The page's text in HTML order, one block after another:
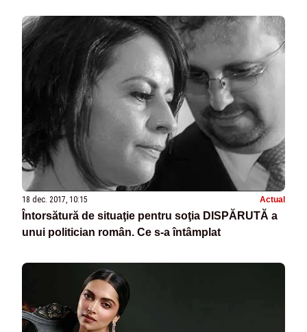
18 dec. 2017, 10:15 Actual
Întorsătură de situaţie pentru soţia DISPĂRUTĂ a
unui politician român. Ce s-a întâmplat